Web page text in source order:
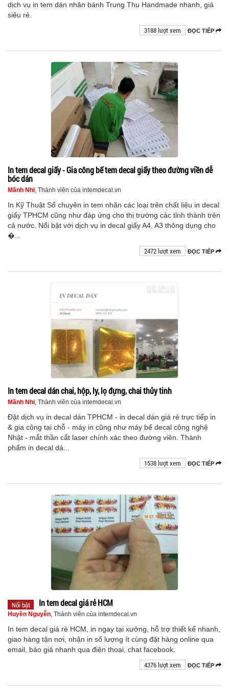
dịch vụ in tem dán nhân bánh Trung Thu Handmade nhanh, giá
siêu rẻ.
ĐỌC TIẾP
3188 lượt xem
In tem decal giấy - Gia công bế tem decal giấy theo đường viền dễ
bóc dán
Mãnh Nhi, Thành viên của intemdecal.vn
In Kỹ Thuật Số chuyên in tem nhãn các loại trên chất liệu in decal
giấy TPHCM cũng như đáp ứng cho thị trường các tỉnh thành trên
cả nước. Nổi bật với dịch vụ in decal giấy A4, A3 thông dụng cho
�...
ĐỌC TIẾP
2472 lượt xem
In tem decal dán chai, hộp, ly, lọ đựng, chai thủy tinh
Mãnh Nhi, Thành viên của intemdecal.vn
Đặt dịch vụ in decal dán TPHCM - in decal dán giá rẻ trực tiếp in
& gia công tại chỗ - máy in cũng như máy bế decal công nghệ
Nhật - mắt thần cắt laser chính xác theo đường viên. Thành
phẩm in decal dá...
ĐỌC TIẾP
1538 lượt xem
Nổi bật In tem decal giá rẻ HCM
Huyền Nguyễn, Thành viên của intemdecal.vn
In tem decal giá rẻ HCM, in ngay tại xưởng, hỗ trợ thiết kế nhanh,
giao hàng tận nơi, nhận in số lượng ít cùng đặt hàng online qua
email, báo giá nhanh qua điện thoại, chat facebook.
ĐỌC TIẾP
4376 lượt xem